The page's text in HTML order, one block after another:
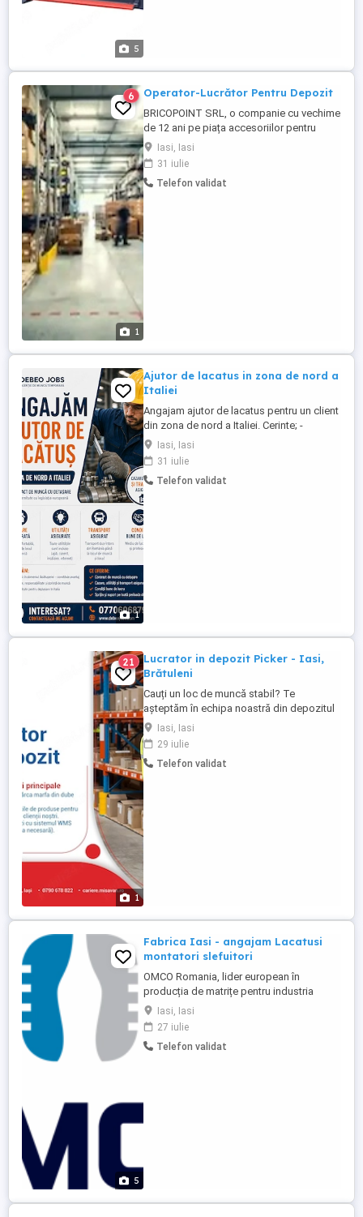
5
1
6 Operator-Lucrător Pentru Depozit
BRICOPOINT SRL, o companie cu vechime
de 12 ani pe piața accesoriilor pentru
construcții, caută pentru punctul de lucru
din iași un RESPONSABIL DEPOZIT.
APLICA LA ACEST JOB DOAR DACA: - AI
EXPERIENTA SI AI MAI LUCRAT PE UN JOB
Iasi, Iasi
31 iulie
Telefon validat
1
Ajutor de lacatus in zona de nord a
Italiei
Angajam ajutor de lacatus pentru un client
din zona de nord a Italiei. Cerinte; -
cunostinte de limba italiana nivel
incepator -cunostinte in domeniu tehnic
Iasi, Iasi
31 iulie
Telefon validat
1
21
Lucrator in depozit Picker - Iasi,
Brătuleni
Cauți un loc de muncă stabil? Te
așteptăm în echipa noastră din depozitul
Brătuleni, Miroslava! - Te vei ocupa de
aranjarea produselor la raft în depozit,
încarci și descarci marfa noastră cu lize
electrice și manuale. - Pregătești
Iasi, Iasi
29 iulie
Telefon validat
5
Fabrica Iasi - angajam Lacatusi
montatori slefuitori
OMCO Romania, lider european în
producția de matrițe pentru industria
sticlei, angajează 2 Lăcătuși cu experiență
în executarea operațiilor găurire, șlefuire,
debavurare și montaj. Candidatul ideal
Absolvent de liceu școală profesională cu
Iasi, Iasi
27 iulie
Telefon validat